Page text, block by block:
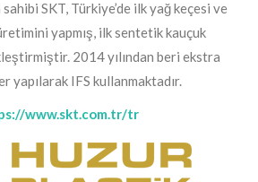
SKT, Türkiye’de ilk yağ keçesi ve
yapmış, ilk sentetik kauçuk
2014 yılından beri ekstra
yapılarak IFS kullanmaktadır.
www.skt.com.tr/tr